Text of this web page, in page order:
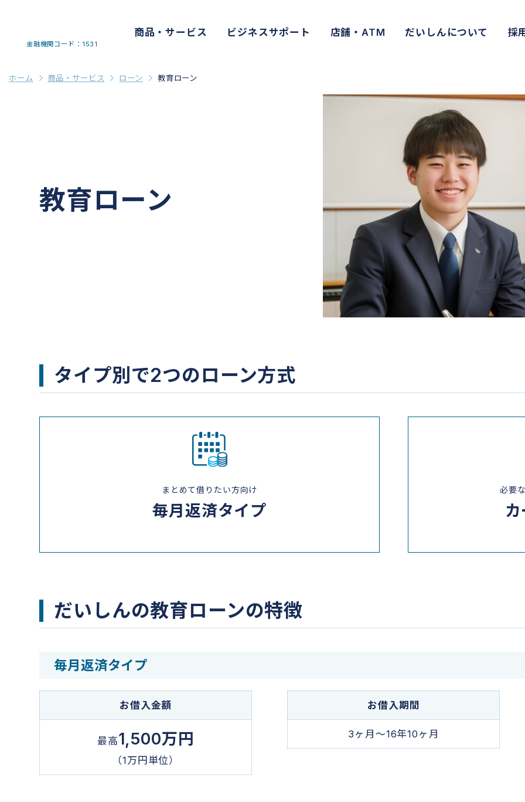
金融機関コード：1531
商品・サービス ビジネスサポート 店舗・ATM だいしんについて 採
ホーム 商品・サービス ローン 教育ローン
教育ローン
タイプ別で2つのローン方式
まとめて借りたい方向け
毎月返済タイプ
必要
だいしんの教育ローンの特徴
毎月返済タイプ
お借入金額
最高1,500万円
（1万円単位）
お借入期間
3ヶ月～16年10ヶ月